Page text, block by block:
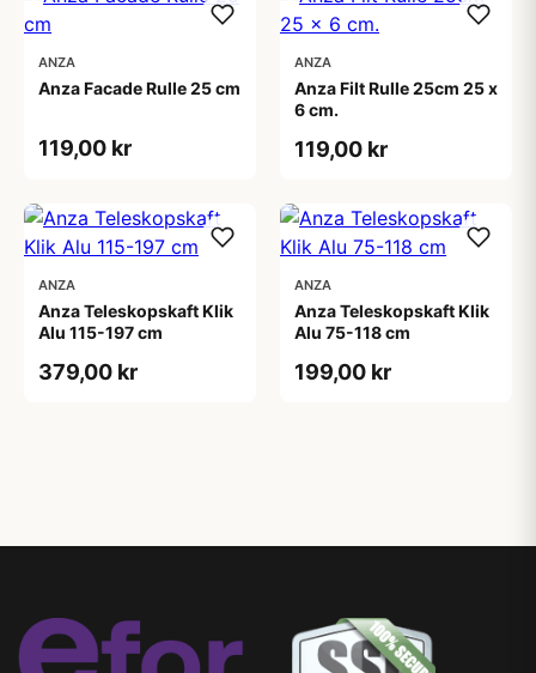
ANZA
Anza Facade Rulle 25 cm
119,00 kr
ANZA
Anza Filt Rulle 25cm 25 x
6 cm.
119,00 kr
ANZA
Anza Teleskopskaft Klik
Alu 115-197 cm
379,00 kr
ANZA
Anza Teleskopskaft Klik
Alu 75-118 cm
199,00 kr